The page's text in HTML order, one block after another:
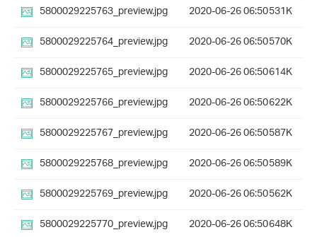
5800029225763_preview.jpg
2020-06-26 06:50531K
5800029225764_preview.jpg
2020-06-26 06:50570K
5800029225765_preview.jpg
2020-06-26 06:50614K
5800029225766_preview.jpg
2020-06-26 06:50622K
5800029225767_preview.jpg
2020-06-26 06:50587K
5800029225768_preview.jpg
2020-06-26 06:50589K
5800029225769_preview.jpg
2020-06-26 06:50562K
5800029225770_preview.jpg
2020-06-26 06:50648K